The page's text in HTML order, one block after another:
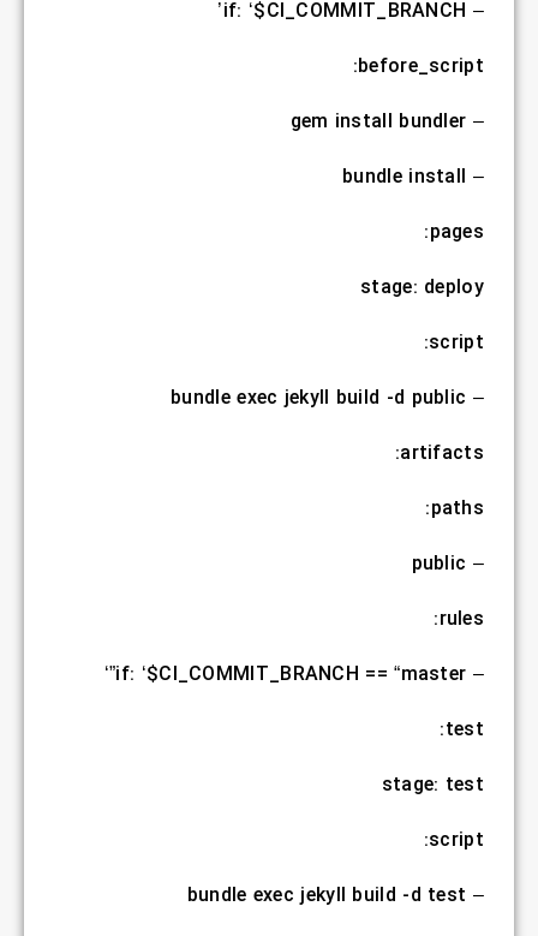
– if: ‘$CI_COMMIT_BRANCH’
before_script:
– gem install bundler
– bundle install
pages:
stage: deploy
script:
– bundle exec jekyll build -d public
artifacts:
paths:
– public
rules:
– if: ‘$CI_COMMIT_BRANCH == “master”‘
test:
stage: test
script:
– bundle exec jekyll build -d test